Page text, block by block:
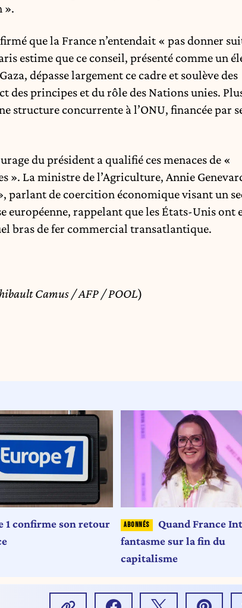
».
que la France n’entendait « pas donner
estime que ce conseil, présenté comme un
dépasse largement ce cadre et soulève des
des principes et du rôle des Nations unies.
structure concurrente à l’ONU, financée par
du président a qualifié ces menaces de «
». La ministre de l’Agriculture, Annie
parlant de coercition économique visant un
européenne, rappelant que les États-Unis ont
bras de fer commercial transatlantique.
Camus / AFP / POOL)
1 confirme son retour
Quand France
fantasme sur la fin du
capitalisme